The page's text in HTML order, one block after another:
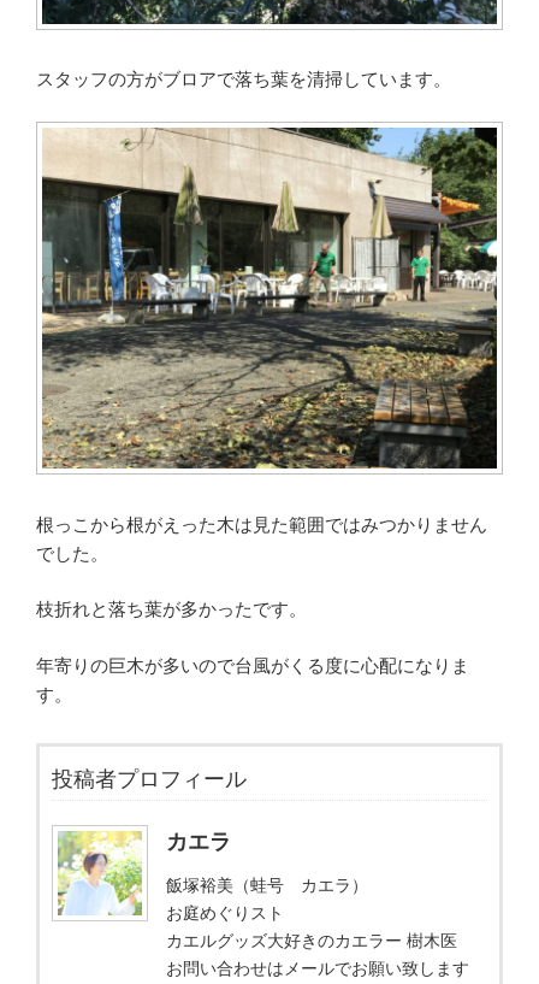
スタッフの方がブロアで落ち葉を清掃しています。
根っこから根がえった木は見た範囲ではみつかりません
でした。
枝折れと落ち葉が多かったです。
年寄りの巨木が多いので台風がくる度に心配になりま
す。
投稿者プロフィール
カエラ
飯塚裕美（蛙号 カエラ）
お庭めぐりスト
カエルグッズ大好きのカエラー 樹木医
お問い合わせはメールでお願い致します